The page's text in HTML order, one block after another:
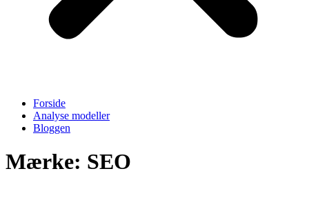
Forside
Analyse modeller
Bloggen
Mærke: SEO